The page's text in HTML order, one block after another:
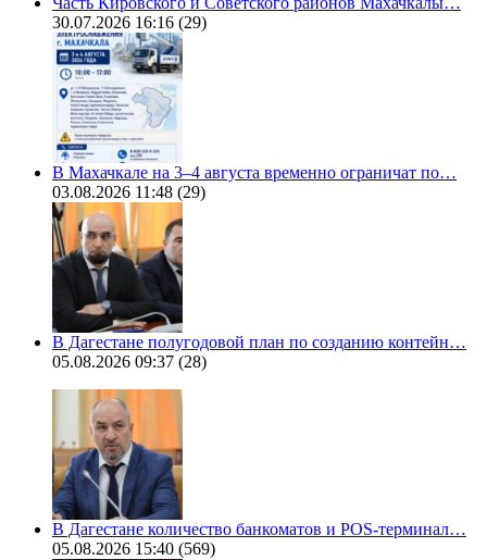
30.07.2026 16:16 (29)
В Махачкале на 3–4 августа временно ограничат по…
03.08.2026 11:48 (29)
В Дагестане полугодовой план по созданию контейн…
05.08.2026 09:37 (28)
В Дагестане количество банкоматов и POS-терминал…
05.08.2026 15:40 (569)